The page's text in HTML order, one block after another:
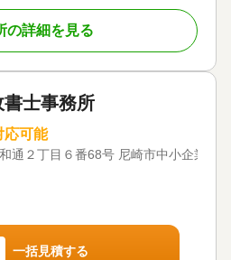
の詳細を見る
士事務所
応可能
通２丁目６番68号 尼崎市中小企業セ
一括見積する